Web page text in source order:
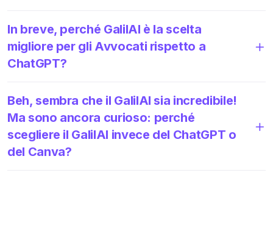
In breve, perché GalilAI è la scelta
migliore per gli Avvocati rispetto a
ChatGPT?
Beh, sembra che il GalilAI sia incredibile!
Ma sono ancora curioso: perché
scegliere il GalilAI invece del ChatGPT o
del Canva?